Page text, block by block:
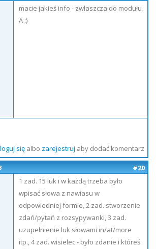
macie jakieś info - zwłaszcza do modułu
A :)
sięalbo zarejestruj aby dodać komentarz
#20
1 zad. 15 luk i w każdą trzeba było
wpisać słowa z nawiasu w
odpowiedniej formie, 2 zad. stworzenie
zdań/pytań z rozsypywanki, 3 zad.
uzupełnienie luk słowami in/at/more
itp., 4 zad. wisielec - było zdanie i któreś